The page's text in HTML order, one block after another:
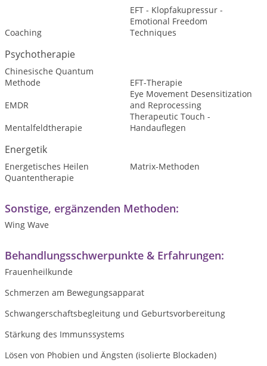
Coaching
EFT - Klopfakupressur -
Emotional Freedom
Techniques
Psychotherapie
Chinesische Quantum
Methode
EFT-Therapie
EMDR
Eye Movement Desensitization
and Reprocessing
Mentalfeldtherapie
Therapeutic Touch -
Handauflegen
Energetik
Energetisches Heilen
Matrix-Methoden
Quantentherapie
Sonstige, ergänzenden Methoden:
Wing Wave
Behandlungsschwerpunkte & Erfahrungen:
Frauenheilkunde
Schmerzen am Bewegungsapparat
Schwangerschaftsbegleitung und Geburtsvorbereitung
Stärkung des Immunssystems
Lösen von Phobien und Ängsten (isolierte Blockaden)